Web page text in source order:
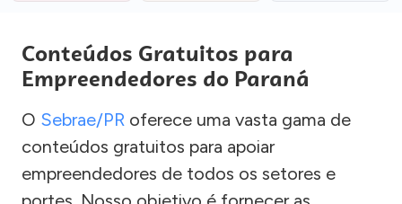
Conteúdos Gratuitos para
Empreendedores do Paraná
O Sebrae/PR oferece uma vasta gama de
conteúdos gratuitos para apoiar
empreendedores de todos os setores e